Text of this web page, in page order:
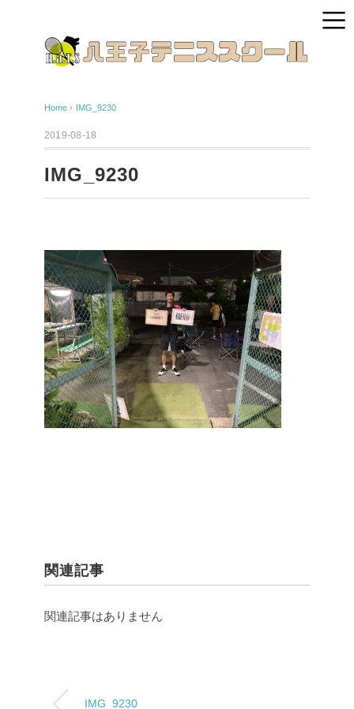
Home › IMG_9230
2019-08-18
IMG_9230
関連記事
関連記事はありません
IMG_9230